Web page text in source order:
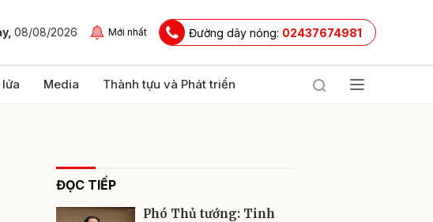
08/08/2026 Mới nhất Đường dây nóng: 02437674981
Media Thành tựu và Phát triển
ĐỌC TIẾP
Phó Thủ tướng: Tinh